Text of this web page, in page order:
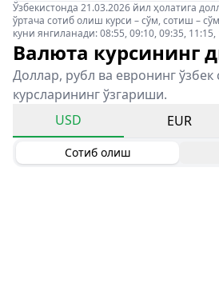
Ўзбекистонда 21.03.2026 йил ҳолатига
ўртача сотиб олиш курси – сўм, сотиш –
куни янгиланади: 08:55, 09:10, 09:35, 11:15,
Валюта курсининг
Доллар, рубл ва евронинг ўзбек
курсларининг ўзгариши.
USD
EUR
Сотиб олиш